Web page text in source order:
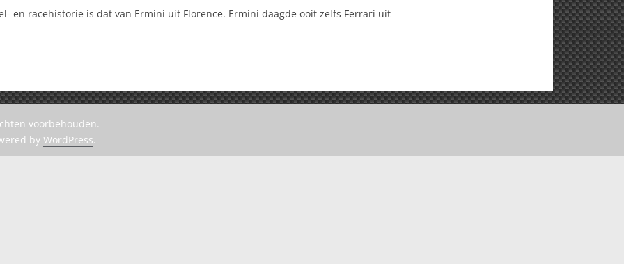
en racehistorie is dat van Ermini uit Florence. Ermini daagde ooit zelfs Ferrari uit
voorbehouden.
by WordPress.